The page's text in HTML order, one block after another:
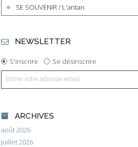
SE SOUVENIR / L'antan
NEWSLETTER
S'inscrire Se désinscrire
ARCHIVES
août 2026
juillet 2026